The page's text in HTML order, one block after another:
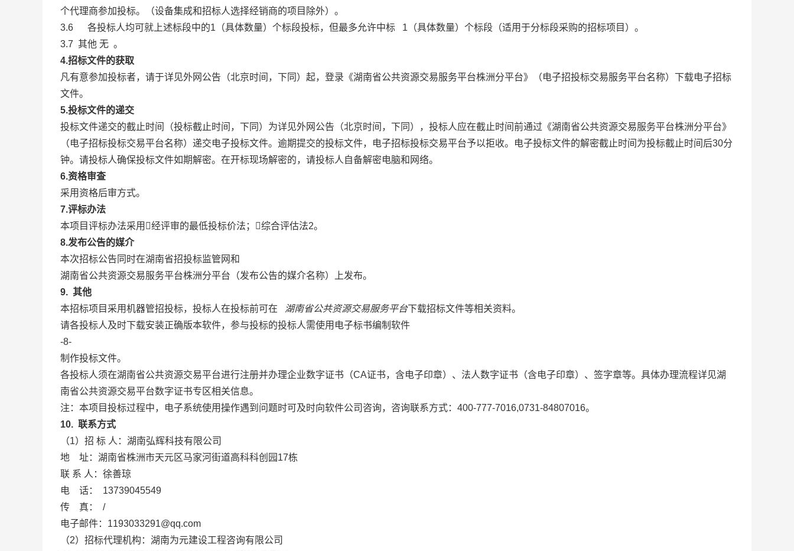
个代理商参加投标。（设备集成和招标人选择经销商的项目除外）。
3.6 各投标人均可就上述标段中的1（具体数量）个标段投标，但最多允许中标 1（具体数量）个标段（适用于分标段采购的招标项目）。
3.7 其他 无 。
4.招标文件的获取
凡有意参加投标者，请于详见外网公告（北京时间，下同）起，登录《湖南省公共资源交易服务平台株洲分平台》（电子招投标交易服务平台名称）下载电子招标
文件。
5.投标文件的递交
投标文件递交的截止时间（投标截止时间，下同）为详见外网公告（北京时间，下同），投标人应在截止时间前通过《湖南省公共资源交易服务平台株洲分平台》
（电子招标投标交易平台名称）递交电子投标文件。逾期提交的投标文件，电子招标投标交易平台予以拒收。电子投标文件的解密截止时间为投标截止时间后30分
钟。请投标人确保投标文件如期解密。在开标现场解密的，请投标人自备解密电脑和网络。
6.资格审查
采用资格后审方式。
7.评标办法
本项目评标办法采用经评审的最低投标价法；综合评估法2。
8.发布公告的媒介
本次招标公告同时在湖南省招投标监管网和
湖南省公共资源交易服务平台株洲分平台（发布公告的媒介名称）上发布。
9. 其他
本招标项目采用机器管招投标，投标人在投标前可在
湖南省公共资源交易服务平台下载招标文件等相关资料。
请各投标人及时下载安装正确版本软件，参与投标的投标人需使用电子标书编制软件
-8-
制作投标文件。
各投标人须在湖南省公共资源交易平台进行注册并办理企业数字证书（CA证书，含电子印章）、法人数字证书（含电子印章）、签字章等。具体办理流程详见湖
南省公共资源交易平台数字证书专区相关信息。
注：本项目投标过程中，电子系统使用操作遇到问题时可及时向软件公司咨询，咨询联系方式：400-777-7016,0731-84807016。
10. 联系方式
（1）招 标 人：湖南弘辉科技有限公司
地 址：湖南省株洲市天元区马家河街道高科科创园17栋
联 系 人：徐善琼
电 话： 13739045549
传 真： /
电子邮件：1193033291@qq.com
（2）招标代理机构：湖南为元建设工程咨询有限公司